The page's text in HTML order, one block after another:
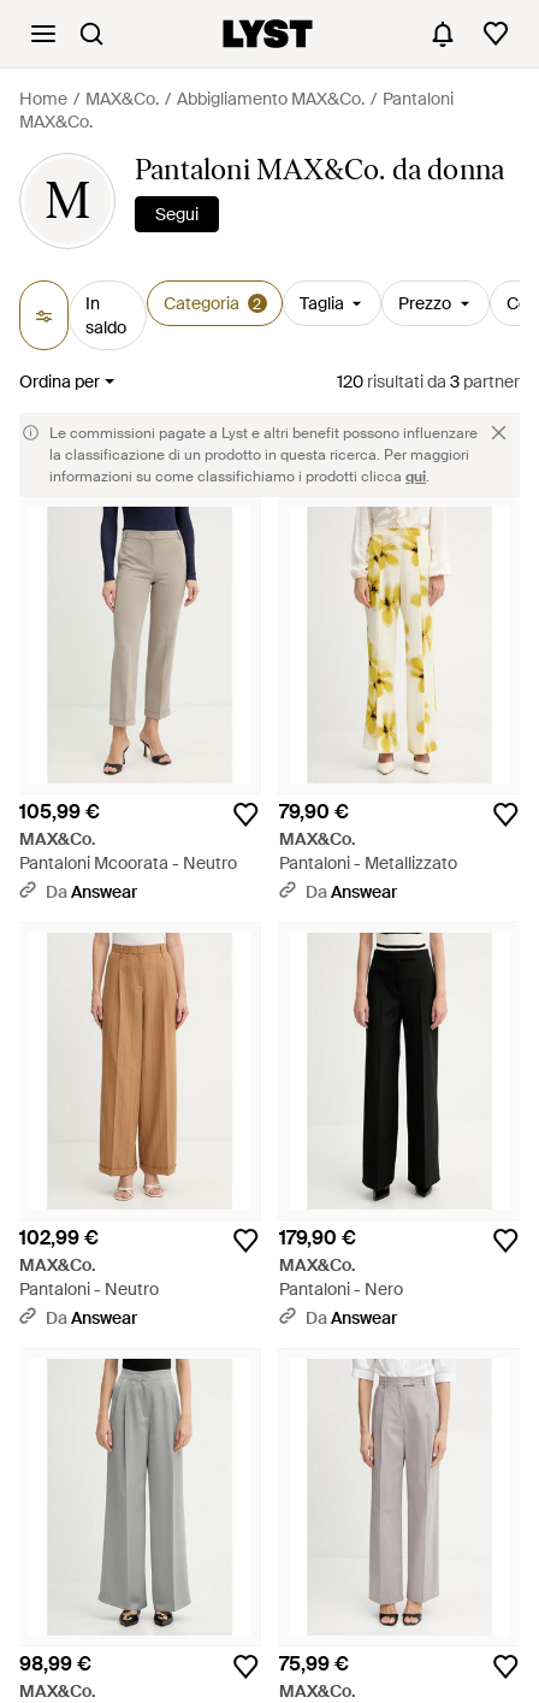
Home MAX&Co. Abbigliamento MAX&Co.
Pantaloni
MAX&Co.
M
Pantaloni MAX&Co. da donna
Segui
In
saldo
Categoria 2 Taglia Prezzo
Ordina per 120 risultatida 3 partner
Le commissioni pagate a Lyst e altri benefit possono influenzare
la classificazione di un prodotto in questa ricerca. Per maggiori
informazioni su come classifichiamo i prodotti clicca qui.
105,99 €
MAX&Co.
Pantaloni Mcoorata - Neutro
DaAnswear
79,90 €
MAX&Co.
Pantaloni - Metallizzato
DaAnswear
102,99 €
MAX&Co.
Pantaloni - Neutro
DaAnswear
179,90 €
MAX&Co.
Pantaloni - Nero
DaAnswear
98,99 €
MAX&Co.
75,99 €
MAX&Co.